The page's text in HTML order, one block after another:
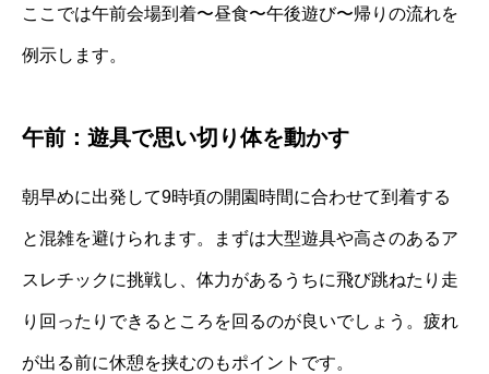
ここでは午前会場到着〜昼食〜午後遊び〜帰りの流れを
例示します。
午前：遊具で思い切り体を動かす
朝早めに出発して9時頃の開園時間に合わせて到着する
と混雑を避けられます。まずは大型遊具や高さのあるア
スレチックに挑戦し、体力があるうちに飛び跳ねたり走
り回ったりできるところを回るのが良いでしょう。疲れ
が出る前に休憩を挟むのもポイントです。